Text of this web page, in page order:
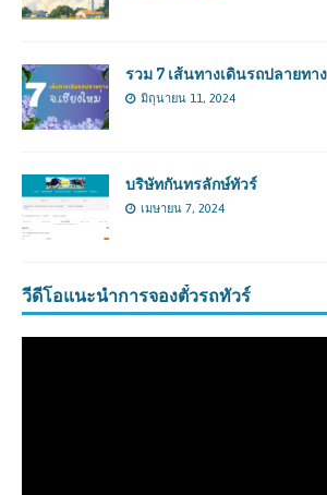
รวม 7 เส้นทางเดินรถปลายทา
มิถุนายน 11, 2024
บริษัทกันทรลักษ์ทัวร์
เมษายน 7, 2024
วีดีโอแนะนำการจองตั๋วรถทัวร์